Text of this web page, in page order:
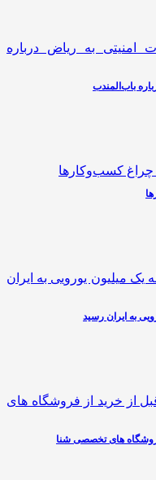
باب‌المندب
به ایران رسید
های تخصصی شنا